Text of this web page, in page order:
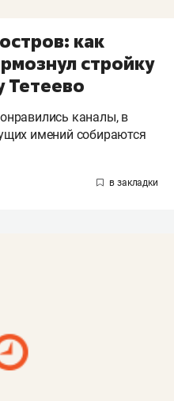
как
стройку
Тетеево
каналы, в
имений собираются